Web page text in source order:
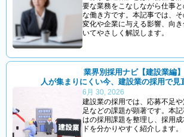
要な業務をこなしながら仕事
な働き方です。本記事では、
変化や企業に与える影響、向
いてやさしく解説します。
業界別採用ナビ【建設業編】
人が集まりにくい今、建設業の採用で見
6月 30, 2026
建設業の採用では、応募不足
足などの課題が顕著です。本
はの採用課題を整理し、採用
ドを分かりやすく紹介します。